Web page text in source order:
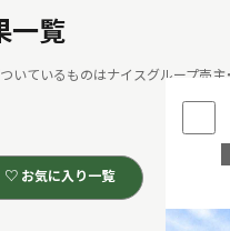
一覧
いているものはナイスグループ売主
♡ お気に入り一覧